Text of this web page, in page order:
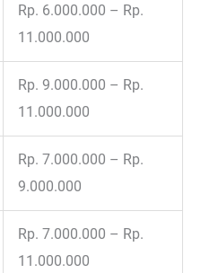
Rp. 6.000.000 – Rp.
11.000.000
Rp. 9.000.000 – Rp.
11.000.000
Rp. 7.000.000 – Rp.
9.000.000
Rp. 7.000.000 – Rp.
11.000.000